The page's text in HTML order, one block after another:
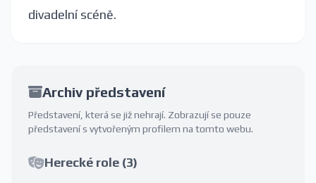
divadelní scéně.
Archiv představení
Představení, která se již nehrají. Zobrazují se pouze
představení s vytvořeným profilem na tomto webu.
Herecké role (3)